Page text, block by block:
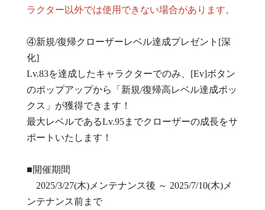
ラクター以外では使用できない場合があります。
④新規/復帰クローザーレベル達成プレゼント[深
化]
Lv.83を達成したキャラクターでのみ、[Ev]ボタン
のポップアップから「新規/復帰高レベル達成ボッ
クス」が獲得できます！
最大レベルであるLv.95までクローザーの成長をサ
ポートいたします！
■開催期間
2025/3/27(木)メンテナンス後 ～ 2025/7/10(木)メ
ンテナンス前まで